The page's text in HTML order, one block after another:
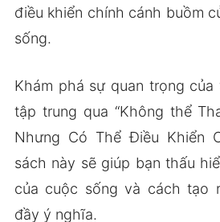
điều khiển chính cánh buồm
sống.
Khám phá sự quan trọng
tập trung qua “Không thể
Nhưng Có Thể Điều Khiển
sách này sẽ giúp bạn thấu
của cuộc sống và cách tạo
đầy ý nghĩa.